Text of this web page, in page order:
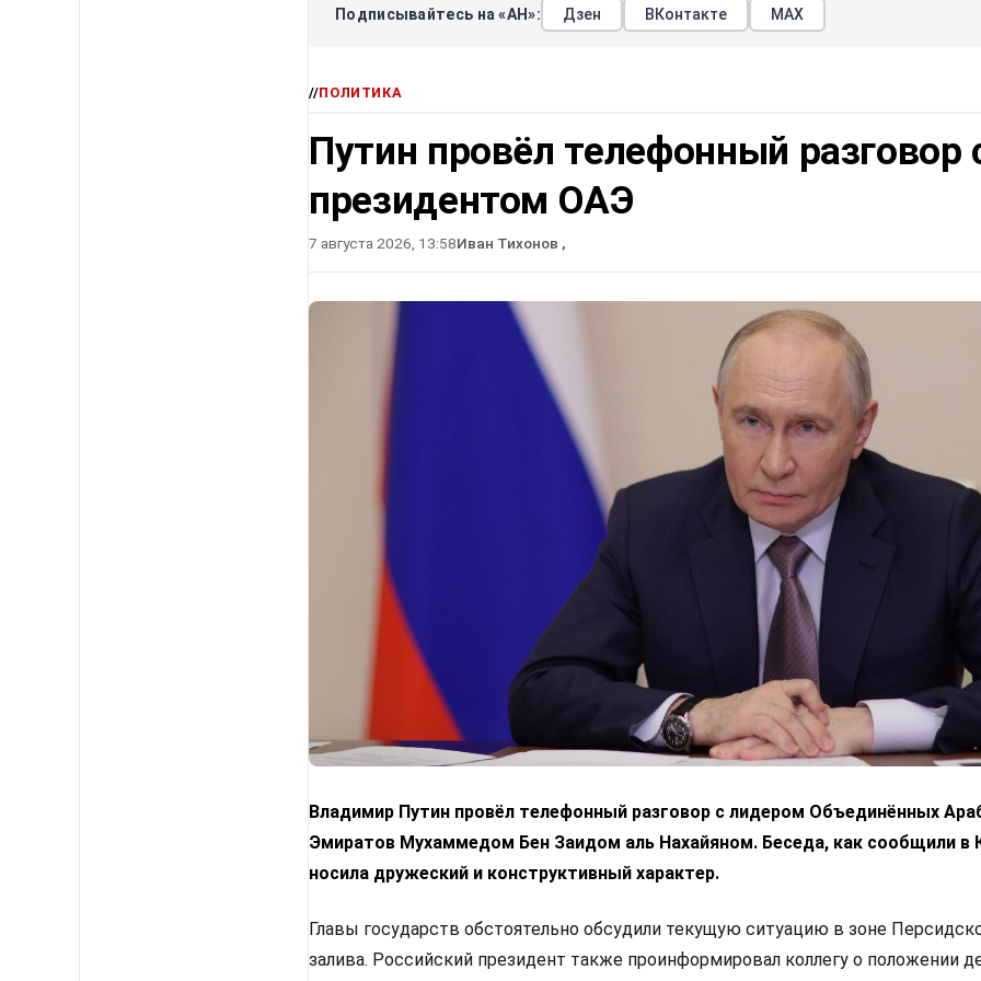
Подписывайтесь на «АН»: Дзен ВКонтакте МАХ
//ПОЛИТИКА
Путин провёл телефонный разговор
президентом ОАЭ
7 августа 2026, 13:58Иван Тихонов ,
Владимир Путин провёл телефонный разговор с лидером Объединённых
Эмиратов Мухаммедом Бен Заидом аль Нахайяном. Беседа, как сообщили в
носила дружеский и конструктивный характер.
Главы государств обстоятельно обсудили текущую ситуацию в зоне
залива. Российский президент также проинформировал коллегу о положении